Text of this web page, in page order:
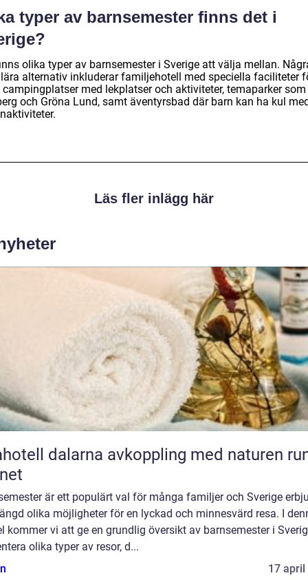
typer av barnsemester finns det i
olika typer av barnsemester i Sverige att välja mellan.
alternativ inkluderar familjehotell med speciella faciliteter
campingplatser med lekplatser och aktiviteter, temaparker som
och Gröna Lund, samt äventyrsbad där barn kan ha kul
Läs fler inlägg här
avkoppling med naturen runt
är ett populärt val för många familjer och Sverige
olika möjligheter för en lyckad och minnesvärd resa. I
kommer vi att ge en grundlig översikt av barnsemester i
olika typer av resor, d...
17 april